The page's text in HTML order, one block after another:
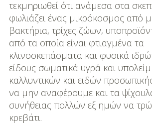
DIY
Διατροφή-Συνταγές
Συνταγές
Συμβουλές
Διατροφής
τεκμηριωθεί ότι ανάμεσα στα
φωλιάζει ένας μικρόκοσμος από
βακτήρια, τρίχες ζώων,
από τα οποία είναι φτιαγμένα τα
κλινοσκεπάσματα και φυσικά
είδους σωματικά υγρά και
καλλυντικών και ειδών
να μην αναφέρουμε και τα
συνήθειας πολλών εξ ημών να
κρεβάτι.